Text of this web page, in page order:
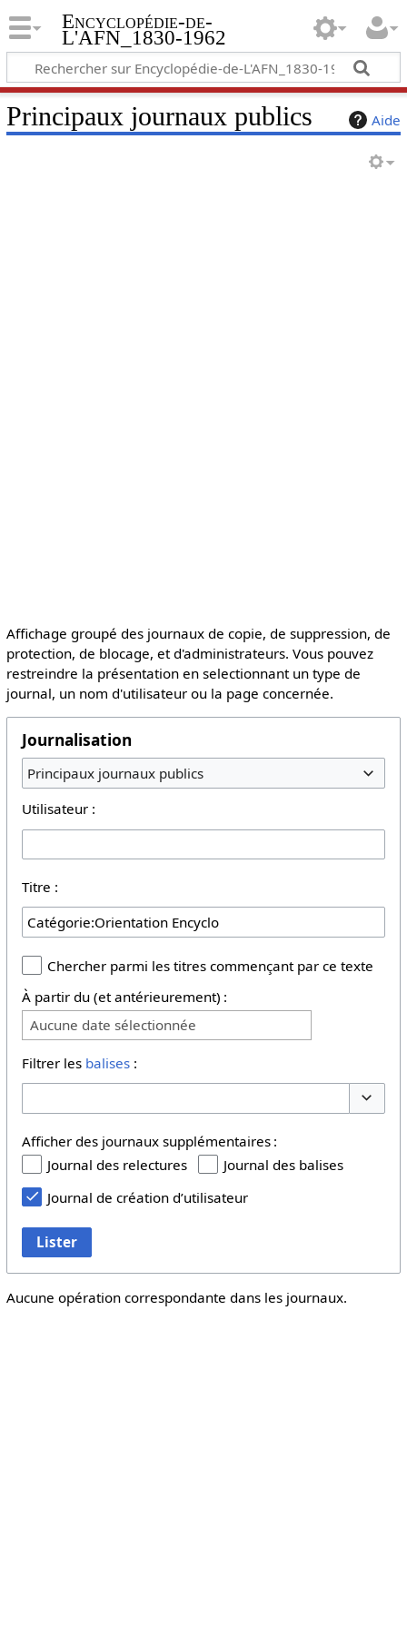
Encyclopédie-de-
L'AFN_1830-1962
Aide
Principaux journaux publics
Affichage groupé des journaux de copie, de suppression, de
protection, de blocage, et d'administrateurs. Vous pouvez
restreindre la présentation en selectionnant un type de
journal, un nom d'utilisateur ou la page concernée.
Journalisation
Principaux journaux publics
Utilisateur :
Titre :
Chercher parmi les titres commençant par ce texte
À partir du (et antérieurement) :
Aucune date sélectionnée
Filtrer les balises:
Afficher des journaux supplémentaires :
Journal des relectures
Journal des balises
Journal de création d’utilisateur
Lister
Aucune opération correspondante dans les journaux.